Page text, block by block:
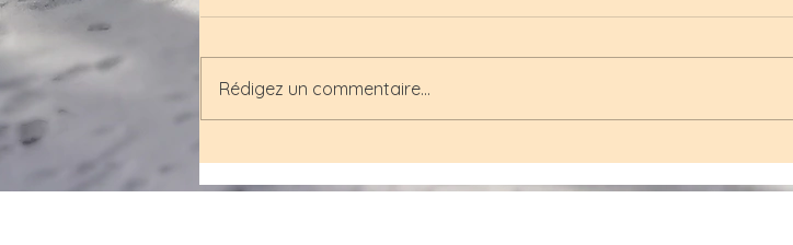
soleil
Cercle du Coeur Tambour
Rédigez un commentaire...